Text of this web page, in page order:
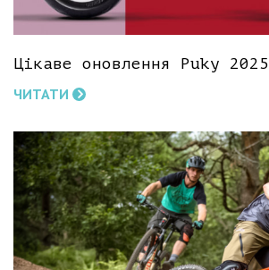
Цікаве оновлення Puky 2025
ЧИТАТИ